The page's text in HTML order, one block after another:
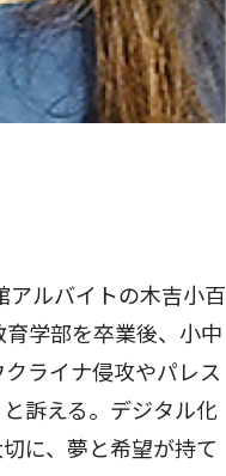
ルバイトの木吉小百
学部を卒業後、小中
ライナ侵攻やパレス
訴える。デジタル化
に、夢と希望が持て